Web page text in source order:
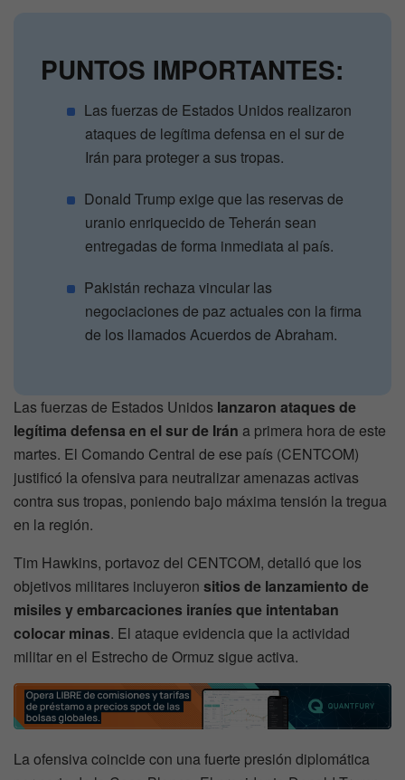
PUNTOS IMPORTANTES:
Las fuerzas de Estados Unidos realizaron
ataques de legítima defensa en el sur de
Irán para proteger a sus tropas.
Donald Trump exige que las reservas de
uranio enriquecido de Teherán sean
entregadas de forma inmediata al país.
Pakistán rechaza vincular las
negociaciones de paz actuales con la firma
de los llamados Acuerdos de Abraham.
Las fuerzas de Estados Unidos lanzaron ataques de
legítima defensa en el sur de Irán a primera hora de este
martes. El Comando Central de ese país (CENTCOM)
justificó la ofensiva para neutralizar amenazas activas
contra sus tropas, poniendo bajo máxima tensión la tregua
en la región.
Tim Hawkins, portavoz del CENTCOM, detalló que los
objetivos militares incluyeron sitios de lanzamiento de
misiles y embarcaciones iraníes que intentaban
colocar minas. El ataque evidencia que la actividad
militar en el Estrecho de Ormuz sigue activa.
La ofensiva coincide con una fuerte presión diplomática